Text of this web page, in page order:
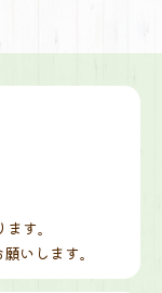
す。
いします。